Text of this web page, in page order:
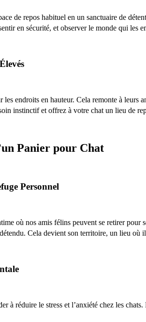
de repos habituel en un sanctuaire de
en sécurité, et observer le monde qui les
endroits en hauteur. Cela remonte à
instinctif et offrez à votre chat un lieu de
Panier pour Chat
Personnel
où nos amis félins peuvent se retirer pour
Cela devient son territoire, un lieu où
à réduire le stress et l’anxiété chez les